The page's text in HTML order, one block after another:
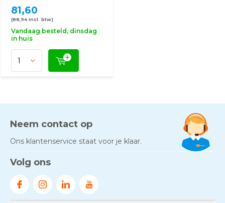
81,60
(88,94 Incl. btw)
Vandaag besteld, dinsdag
in huis
Neem contact op
Ons klantenservice staat voor je klaar.
Volg ons